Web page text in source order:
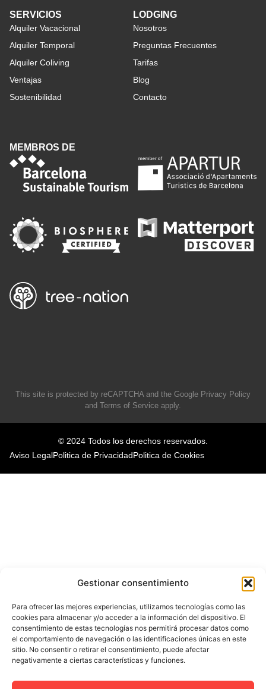
Gestionar consentimiento
Para ofrecer las mejores experiencias, utilizamos tecnologías como las
cookies para almacenar y/o acceder a la información del dispositivo. El
consentimiento de estas tecnologías nos permitirá procesar datos como
el comportamiento de navegación o las identificaciones únicas en este
sitio. No consentir o retirar el consentimiento, puede afectar
negativamente a ciertas características y funciones.
SERVICIOS
Alquiler Vacacional
Alquiler Temporal
Alquiler Coliving
Ventajas
Sostenibilidad
LODGING
Nosotros
Preguntas Frecuentes
Tarifas
Blog
Contacto
MEMBROS DE
This site is protected by reCAPTCHA and the Google Privacy Policy
and Terms of Service apply.
© 2024 Todos los derechos reservados.
Aviso LegalPolitica de PrivacidadPolitica de Cookies